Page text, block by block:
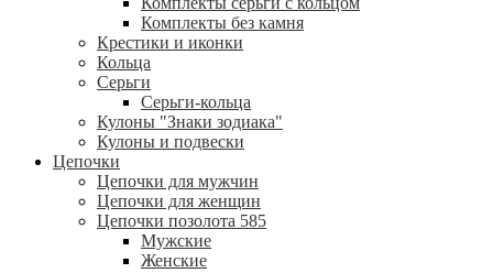
Комплекты без камня
Крестики и иконки
Кольца
Серьги
Серьги-кольца
Кулоны "Знаки зодиака"
Кулоны и подвески
Цепочки
Цепочки для мужчин
Цепочки для женщин
Цепочки позолота 585
Мужские
Женские